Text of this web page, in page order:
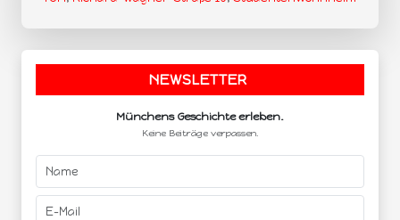
NEWSLETTER
Münchens Geschichte erleben.
Keine Beiträge verpassen.